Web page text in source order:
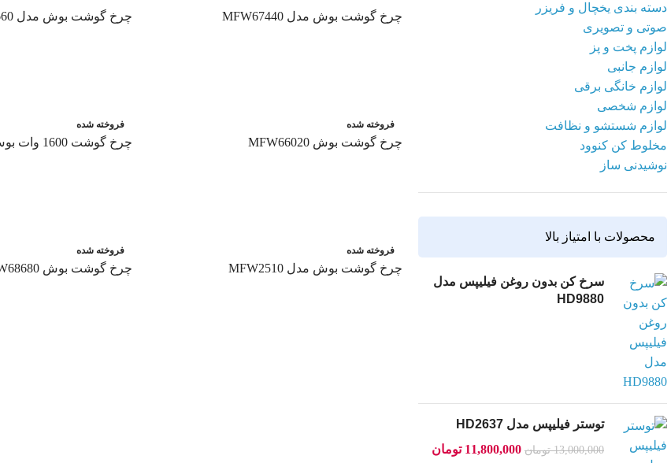
دسته بندی یخچال و فریزر
صوتی و تصویری
لوازم پخت و پز
لوازم جانبی
لوازم خانگی برقی
لوازم شخصی
لوازم شستشو و نظافت
مخلوط کن کنوود
نوشیدنی ساز
محصولات با امتیاز بالا
سرخ کن بدون روغن فیلیپس مدل
HD9880
توستر فیلیپس مدل HD2637
13,000,000 تومان 11,800,000 تومان
چرخ گوشت بوش مدل MFW67440 چرخ گوشت بوش مدل MFW68660
فروخته شده
چرخ گوشت بوش MFW66020
فروخته شده
چرخ گوشت 1600 وات بوش MFW45000
فروخته شده
چرخ گوشت بوش مدل MFW2510
فروخته شده
چرخ گوشت بوش MFW68680